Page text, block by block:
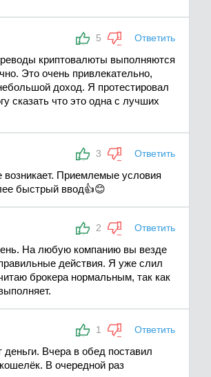
5 Ответить
криптовалюты выполняются
Это очень привлекательно,
доход. Я протестировал
сказать что это одна с лучших
3 Ответить
возникает. Приемлемые условия
быстрый ввод👍😊
2 Ответить
На любую компанию вы везде
действия. Я уже слил
брокера нормальным, так как
1 Ответить
Вчера в обед поставил
В очередной раз